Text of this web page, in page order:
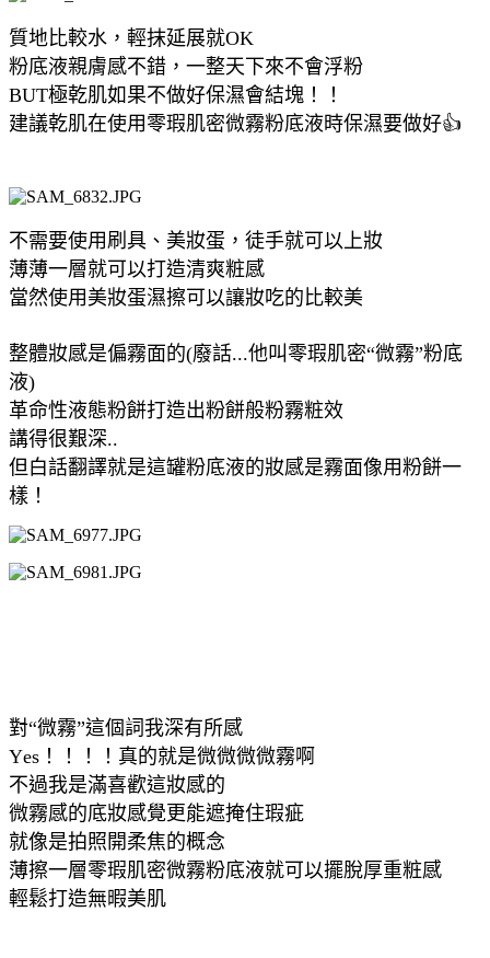
質地比較水，輕抹延展就OK
粉底液親膚感不錯，一整天下來不會浮粉
BUT極乾肌如果不做好保濕會結塊！！
建議乾肌在使用零瑕肌密微霧粉底液時保濕要做好👍
不需要使用刷具、美妝蛋，徒手就可以上妝
薄薄一層就可以打造清爽粧感
當然使用美妝蛋濕擦可以讓妝吃的比較美
整體妝感是偏霧面的(廢話...他叫零瑕肌密“微霧”粉底
液)
革命性液態粉餅打造出粉餅般粉霧粧效
講得很艱深..
但白話翻譯就是這罐粉底液的妝感是霧面像用粉餅一
樣！
對“微霧”這個詞我深有所感
Yes！！！！真的就是微微微微霧啊
不過我是滿喜歡這妝感的
微霧感的底妝感覺更能遮掩住瑕疵
就像是拍照開柔焦的概念
薄擦一層零瑕肌密微霧粉底液就可以擺脫厚重粧感
輕鬆打造無暇美肌